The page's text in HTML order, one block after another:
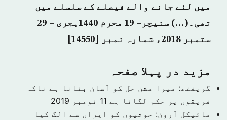
میں لئے جانے والے فیصلے کے سلسلے میں
تھی۔(…)
سنیچر– 19 محرم 1440ہجری – 29
ستمبر 2018ء شمارہ نمبر [14550]
مزید در پہلا صفحہ
گریفتھ: میرا مشن حل کو آسان بنانا ہے ناکہ
فریقوں پر حکم لگانا ہے 11 نومبر 2019
مائیکل آرون: حوثیوں کو ایران سے الگ کیا